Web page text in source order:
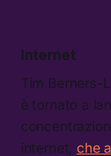
Internet
Tim Berners-
è tornato a
internet, che